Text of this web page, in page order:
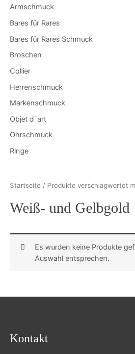
Armschmuck
Bares für Rares
Bares für Rares Schmuck
Broschen
Collier
Herrenschmuck
Markenschmuck
Objet d´art
Ohrschmuck
Ringe
Startseite / Produkte verschlagwortet
Weiß- und Gelbgold
Es wurden keine Produkte
Auswahl entsprechen.
Kontakt